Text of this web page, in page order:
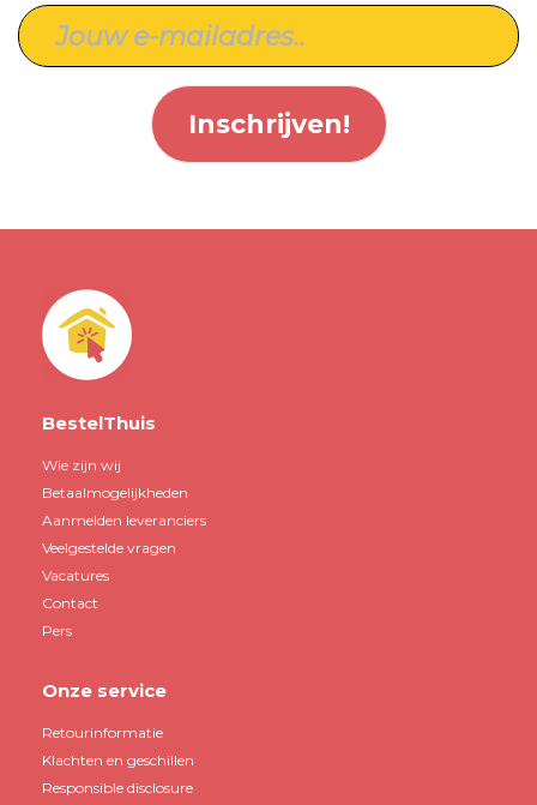
Inschrijven!
BestelThuis
Wie zijn wij
Betaalmogelijkheden
Aanmelden leveranciers
Veelgestelde vragen
Vacatures
Contact
Pers
Onze service
Retourinformatie
Klachten en geschillen
Responsible disclosure